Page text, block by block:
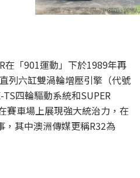
在「901運動」下於1989年再
列六缸雙渦輪增壓引擎（代號
四輪驅動系統和SUPER
賽車場上展現強大統治力，在
，其中澳洲傳媒更稱R32為